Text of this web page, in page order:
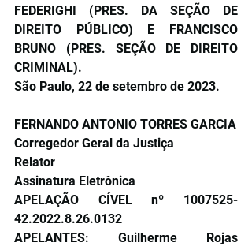
FEDERIGHI (PRES. DA SEÇÃO DE
DIREITO PÚBLICO) E FRANCISCO
BRUNO (PRES. SEÇÃO DE DIREITO
CRIMINAL).
São Paulo, 22 de setembro de 2023.
FERNANDO ANTONIO TORRES GARCIA
Corregedor Geral da Justiça
Relator
Assinatura Eletrônica
APELAÇÃO CÍVEL nº 1007525-
42.2022.8.26.0132
APELANTES: Guilherme Rojas